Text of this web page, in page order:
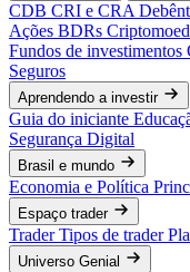
CDB CRI e CRA
Ações BDRs
Fundos de investimentos
Seguros
Aprendendo a investir
Guia do iniciante
Segurança Digital
Brasil e mundo
Economia e Política
Espaço trader
TraderTipos de trader
Universo Genial